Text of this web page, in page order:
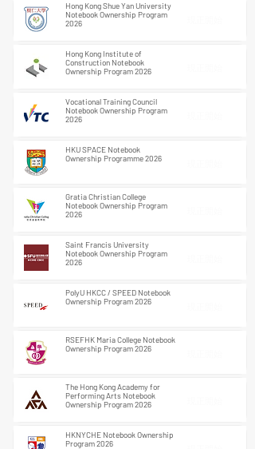
Hong Kong Shue Yan University
Notebook Ownership Program
2026
Hong Kong Institute of
Construction Notebook
Ownership Program 2026
Vocational Training Council
Notebook Ownership Program
2026
HKU SPACE Notebook
Ownership Programme 2026
Gratia Christian College
Notebook Ownership Program
2026
Saint Francis University
Notebook Ownership Program
2026
PolyU HKCC / SPEED Notebook
Ownership Program 2026
RSEFHK Maria College Notebook
Ownership Program 2026
The Hong Kong Academy for
Performing Arts Notebook
Ownership Program 2026
HKNYCHE Notebook Ownership
Program 2026